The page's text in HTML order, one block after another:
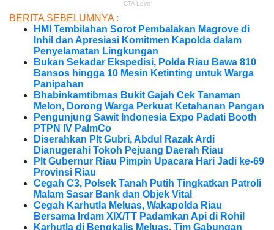
BERITA SEBELUMNYA :
HMI Tembilahan Sorot Pembalakan Magrove di
Inhil dan Apresiasi Komitmen Kapolda dalam
Penyelamatan Lingkungan
Bukan Sekadar Ekspedisi, Polda Riau Bawa 810
Bansos hingga 10 Mesin Ketinting untuk Warga
Panipahan
Bhabinkamtibmas Bukit Gajah Cek Tanaman
Melon, Dorong Warga Perkuat Ketahanan Pangan
Pengunjung Sawit Indonesia Expo Padati Booth
PTPN IV PalmCo
Diserahkan Plt Gubri, Abdul Razak Ardi
Dianugerahi Tokoh Pejuang Daerah Riau
Plt Gubernur Riau Pimpin Upacara Hari Jadi ke-69
Provinsi Riau
Cegah C3, Polsek Tanah Putih Tingkatkan Patroli
Malam Sasar Bank dan Objek Vital
Cegah Karhutla Meluas, Wakapolda Riau
Bersama Irdam XIX/TT Padamkan Api di Rohil
Karhutla di Bengkalis Meluas, Tim Gabungan